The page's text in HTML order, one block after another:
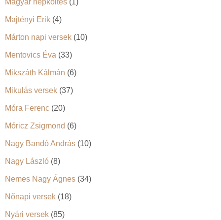
Majtényi Erik (4)
Márton napi versek (10)
Mentovics Éva (33)
Mikszáth Kálmán (6)
Mikulás versek (37)
Móra Ferenc (20)
Móricz Zsigmond (6)
Nagy Bandó András (10)
Nagy László (8)
Nemes Nagy Ágnes (34)
Nőnapi versek (18)
Nyári versek (85)